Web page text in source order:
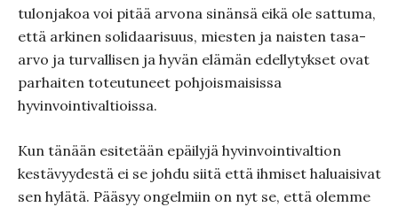
tulonjakoa voi pitää arvona sinänsä eikä ole sattuma,
että arkinen solidaarisuus, miesten ja naisten tasa-
arvo ja turvallisen ja hyvän elämän edellytykset ovat
parhaiten toteutuneet pohjoismaisissa
hyvinvointivaltioissa.
Kun tänään esitetään epäilyjä hyvinvointivaltion
kestävyydestä ei se johdu siitä että ihmiset haluaisivat
sen hylätä. Pääsyy ongelmiin on nyt se, että olemme